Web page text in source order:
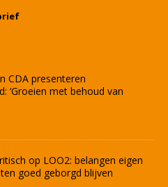
CDA presenteren
‘Groeien met behoud van
op LOO2: belangen eigen
goed geborgd blijven